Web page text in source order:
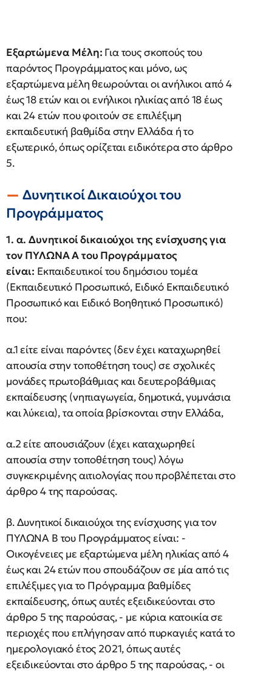
Εξαρτώμενα Μέλη: Για τους σκοπούς του
παρόντος Προγράμματος και μόνο, ως
εξαρτώμενα μέλη θεωρούνται οι ανήλικοι από 4
έως 18 ετών και οι ενήλικοι ηλικίας από 18 έως
και 24 ετών που φοιτούν σε επιλέξιμη
εκπαιδευτική βαθμίδα στην Ελλάδα ή το
εξωτερικό, όπως ορίζεται ειδικότερα στο άρθρο
5.
Δυνητικοί Δικαιούχοι του
Προγράμματος
1. α. Δυνητικοί δικαιούχοι της ενίσχυσης για
τον ΠΥΛΩΝΑ Α του Προγράμματος
είναι: Εκπαιδευτικοί του δημόσιου τομέα
(Εκπαιδευτικό Προσωπικό, Ειδικό Εκπαιδευτικό
Προσωπικό και Ειδικό Βοηθητικό Προσωπικό)
που:
α.1 είτε είναι παρόντες (δεν έχει καταχωρηθεί
απουσία στην τοποθέτηση τους) σε σχολικές
μονάδες πρωτοβάθμιας και δευτεροβάθμιας
εκπαίδευσης (νηπιαγωγεία, δημοτικά, γυμνάσια
και λύκεια), τα οποία βρίσκονται στην Ελλάδα,
α.2 είτε απουσιάζουν (έχει καταχωρηθεί
απουσία στην τοποθέτηση τους) λόγω
συγκεκριμένης αιτιολογίας που προβλέπεται στο
άρθρο 4 της παρούσας.
β. Δυνητικοί δικαιούχοι της ενίσχυσης για τον
ΠΥΛΩΝΑ Β του Προγράμματος είναι: -
Οικογένειες με εξαρτώμενα μέλη ηλικίας από 4
έως και 24 ετών που σπουδάζουν σε μία από τις
επιλέξιμες για το Πρόγραμμα βαθμίδες
εκπαίδευσης, όπως αυτές εξειδικεύονται στο
άρθρο 5 της παρούσας, - με κύρια κατοικία σε
περιοχές που επλήγησαν από πυρκαγιές κατά το
ημερολογιακό έτος 2021, όπως αυτές
εξειδικεύονται στο άρθρο 5 της παρούσας, - οι